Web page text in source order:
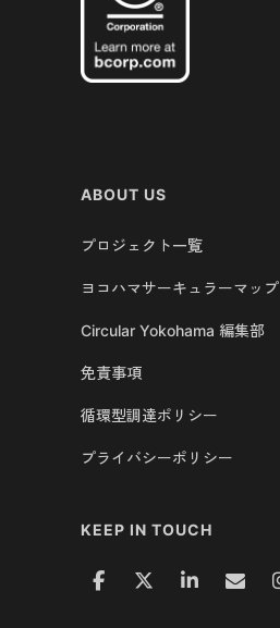
ABOUT US
プロジェクト一覧
ヨコハマサーキュラーマップ
Circular Yokohama 編集部
免責事項
循環型調達ポリシー
プライバシーポリシー
KEEP IN TOUCH